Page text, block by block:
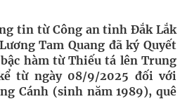
tin từ Công an tỉnh Đắk Lắk
Tam Quang đã ký Quyết
hàm từ Thiếu tá lên Trung
từ ngày 08/9/2025 đối với
Cánh (sinh năm 1989), quê